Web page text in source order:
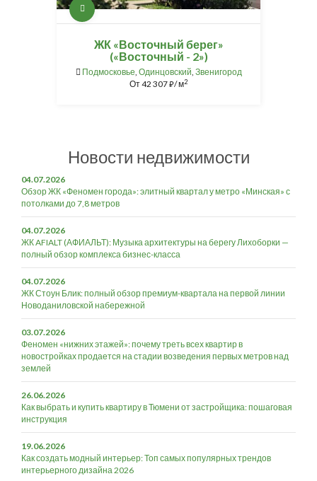
ЖК «Восточный берег»
(«Восточный - 2»)
Подмосковье, Одинцовский, Звенигород
От42 307⃏/ м2
Новости недвижимости
04.07.2026
Обзор ЖК «Феномен города»: элитный квартал у метро «Минская» с
потолками до 7,8 метров
04.07.2026
ЖК AFIALT (АФИАЛЬТ): Музыка архитектуры на берегу Лихоборки —
полный обзор комплекса бизнес-класса
04.07.2026
ЖК Стоун Блик: полный обзор премиум-квартала на первой линии
Новоданиловской набережной
03.07.2026
Феномен «нижних этажей»: почему треть всех квартир в
новостройках продается на стадии возведения первых метров над
землей
26.06.2026
Как выбрать и купить квартиру в Тюмени от застройщика: пошаговая
инструкция
19.06.2026
Как создать модный интерьер: Топ самых популярных трендов
интерьерного дизайна 2026